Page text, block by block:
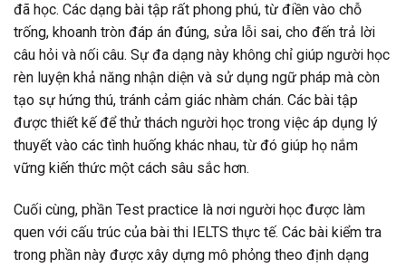
đã học. Các dạng bài tập rất phong phú, từ điền vào chỗ
trống, khoanh tròn đáp án đúng, sửa lỗi sai, cho đến trả lời
câu hỏi và nối câu. Sự đa dạng này không chỉ giúp người học
rèn luyện khả năng nhận diện và sử dụng ngữ pháp mà còn
tạo sự hứng thú, tránh cảm giác nhàm chán. Các bài tập
được thiết kế để thử thách người học trong việc áp dụng lý
thuyết vào các tình huống khác nhau, từ đó giúp họ nắm
vững kiến thức một cách sâu sắc hơn.
Cuối cùng, phần Test practice là nơi người học được làm
quen với cấu trúc của bài thi IELTS thực tế. Các bài kiểm tra
trong phần này được xây dựng mô phỏng theo định dạng